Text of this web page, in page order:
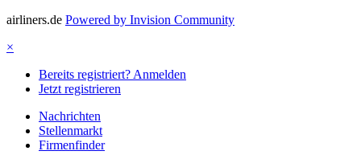
airliners.de Powered by Invision Community
×
Bereits registriert? Anmelden
Jetzt registrieren
Nachrichten
Stellenmarkt
Firmenfinder